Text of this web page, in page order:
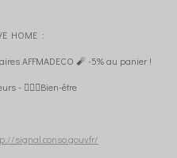
HOME :
AFFMADECO 🧨 -5% au panier !
- 🧘🏼‍♀️Bien-être
signal.conso.gouv.fr/